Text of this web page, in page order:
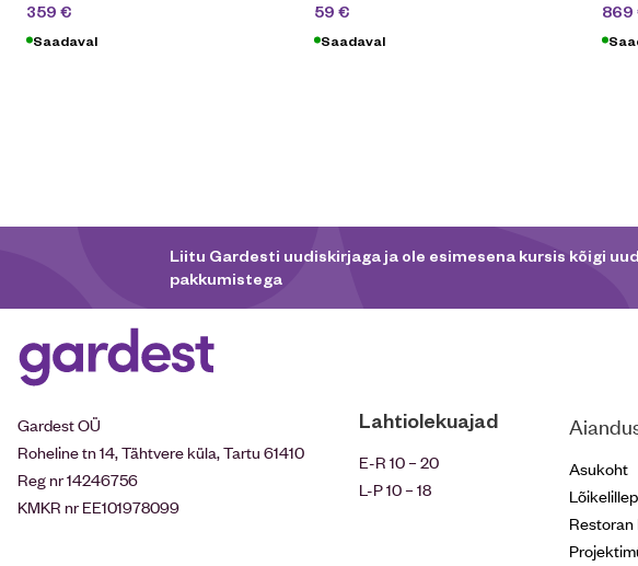
359 €
Saadaval
59 €
Saadaval
869
Liitu Gardesti uudiskirjaga ja ole esimesena kursis kõigi
pakkumistega
Gardest OÜ
Roheline tn 14, Tähtvere küla, Tartu 61410
Reg nr 14246756
KMKR nr EE101978099
Lahtiolekuajad
E-R 10 – 20
L-P 10 – 18
Asukoht
Restoran